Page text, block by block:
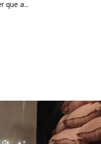
que a...